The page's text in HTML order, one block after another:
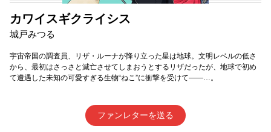
カワイスギクライシス
城戸みつる
宇宙帝国の調査員、リザ・ルーナが降り立った星は地球。文明レベルの低さ
から、最初はさっさと滅亡させてしまおうとするリザだったが、地球で初め
て遭遇した未知の可愛すぎる生物“ねこ”に衝撃を受けて――…。
ファンレターを送る